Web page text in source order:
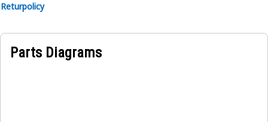
Returpolicy
Parts Diagrams